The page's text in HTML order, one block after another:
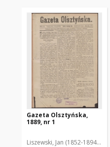
Gazeta Olsztyńska,
1889, nr 1
Liszewski, Jan (1852-1894). Red.